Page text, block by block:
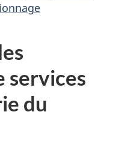
services
du